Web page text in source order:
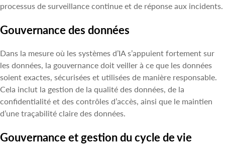
processus de surveillance continue et de réponse aux incidents.
Gouvernance des données
Dans la mesure où les systèmes d’IA s’appuient fortement sur
les données, la gouvernance doit veiller à ce que les données
soient exactes, sécurisées et utilisées de manière responsable.
Cela inclut la gestion de la qualité des données, de la
confidentialité et des contrôles d’accès, ainsi que le maintien
d’une traçabilité claire des données.
Gouvernance et gestion du cycle de vie